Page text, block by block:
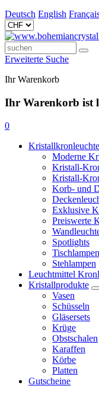
Deutsch English
Erweiterte Suche
Ihr Warenkorb
Ihr Warenkorb ist
0
Moderne
Kristall-
Kristall-
Korb- und
Exklusive
Preiswerte
Spotlights
Tischlampen
Stehlampen
Leuchtmittel
Kristallprodukte
Vasen
Schüsseln
Gläsersets
Krüge
Obstschalen
Karaffen
Körbe
Platten
Gutscheine